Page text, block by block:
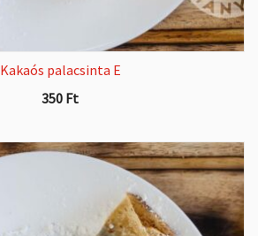
Kakaós palacsinta E
350 Ft